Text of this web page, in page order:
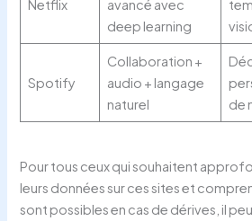
Netflix
avancé avec
deep learning
Spotify
Collaboration +
audio + langage
naturel
de
Pour tous ceux qui souhaitent
leurs données sur ces sites et
sont possibles en cas de dérives, il